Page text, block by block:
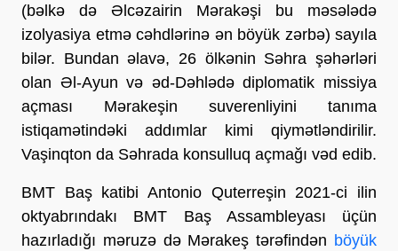
(bəlkə də Əlcəzairin Mərakəşi bu məsələdə
izolyasiya etmə cəhdlərinə ən böyük zərbə) sayıla
bilər. Bundan əlavə, 26 ölkənin Səhra şəhərləri
olan Əl-Ayun və əd-Dəhlədə diplomatik missiya
açması Mərakeşin suverenliyini tanıma
istiqamətindəki addımlar kimi qiymətləndirilir.
Vaşinqton da Səhrada konsulluq açmağı vəd edib.
BMT Baş katibi Antonio Quterreşin 2021-ci ilin
oktyabrındakı BMT Baş Assambleyası üçün
hazırladığı məruzə də Mərakeş tərəfindən böyük